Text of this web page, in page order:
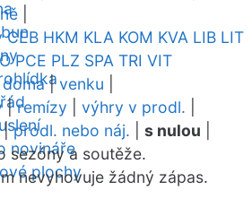
novináře
plochy
CEB HKM KLA KOM KVA LIB LIT
PCE PLZ SPA TRI VIT
doma|venku
|remízy výhry v prodl.
|prodl. nebo náj. s nulou
sezóny a soutěže.
nevyhovuje žádný zápas.